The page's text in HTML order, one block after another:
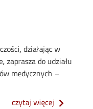
działając w
zaprasza do udziału
medycznych –
czytaj więcej o